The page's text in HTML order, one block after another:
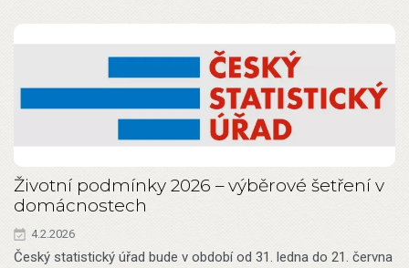
Životní podmínky 2026 – výběrové šetření v
domácnostech
4.2.2026
Český statistický úřad bude v období od 31. ledna do 21. června